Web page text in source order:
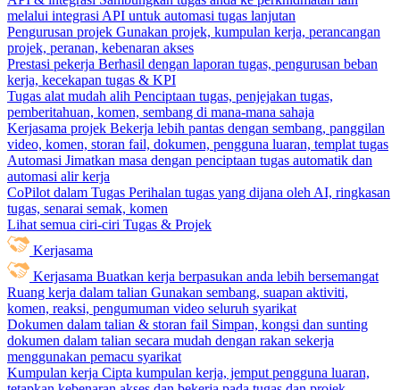
melalui integrasi API untuk automasi tugas lanjutan
Pengurusan projek Gunakan projek, kumpulan kerja, perancangan
projek, peranan, kebenaran akses
Prestasi pekerja Berhasil dengan laporan tugas, pengurusan beban
kerja, kecekapan tugas & KPI
Tugas alat mudah alih Penciptaan tugas, penjejakan tugas,
pemberitahuan, komen, sembang di mana-mana sahaja
Kerjasama projek Bekerja lebih pantas dengan sembang, panggilan
video, komen, storan fail, dokumen, pengguna luaran, templat tugas
Automasi Jimatkan masa dengan penciptaan tugas automatik dan
automasi alir kerja
CoPilot dalam Tugas Perihalan tugas yang dijana oleh AI, ringkasan
tugas, senarai semak, komen
Lihat semua ciri-ciri Tugas & Projek
Kerjasama
Kerjasama Buatkan kerja berpasukan anda lebih bersemangat
Ruang kerja dalam talian Gunakan sembang, suapan aktiviti,
komen, reaksi, pengumuman video seluruh syarikat
Dokumen dalam talian & storan fail Simpan, kongsi dan sunting
dokumen dalam talian secara mudah dengan rakan sekerja
menggunakan pemacu syarikat
Kumpulan kerja Cipta kumpulan kerja, jemput pengguna luaran,